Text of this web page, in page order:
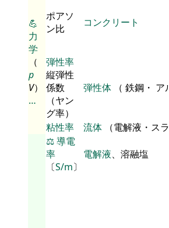
💪
力
学
（
p
V）
…
ポアソ
ン比
コンクリート
弾性率
縦弾性
係数
（ヤン
グ率）
弾性体 （ 鉄鋼・
粘性率 流体 （電解液・ス
⚖️導電
率
〔S/m〕
電解液、溶融塩